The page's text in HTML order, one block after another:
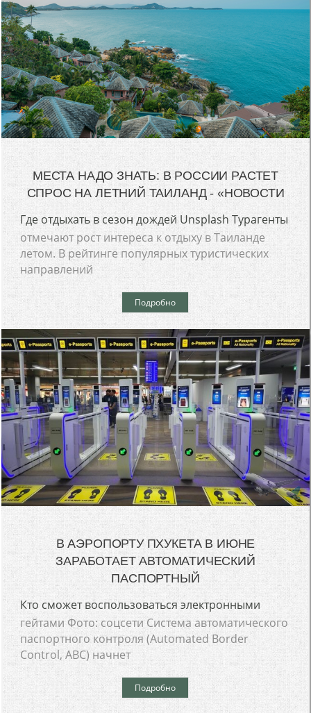
МЕСТА НАДО ЗНАТЬ: В РОССИИ РАСТЕТ
СПРОС НА ЛЕТНИЙ ТАИЛАНД - «НОВОСТИ
Где отдыхать в сезон дождей Unsplash Турагенты
отмечают рост интереса к отдыху в Таиланде
летом. В рейтинге популярных туристических
направлений
Подробно
В АЭРОПОРТУ ПХУКЕТА В ИЮНЕ
ЗАРАБОТАЕТ АВТОМАТИЧЕСКИЙ
ПАСПОРТНЫЙ
Кто сможет воспользоваться электронными
гейтами Фото: соцсети Система автоматического
паспортного контроля (Automated Border
Control, ABC) начнет
Подробно